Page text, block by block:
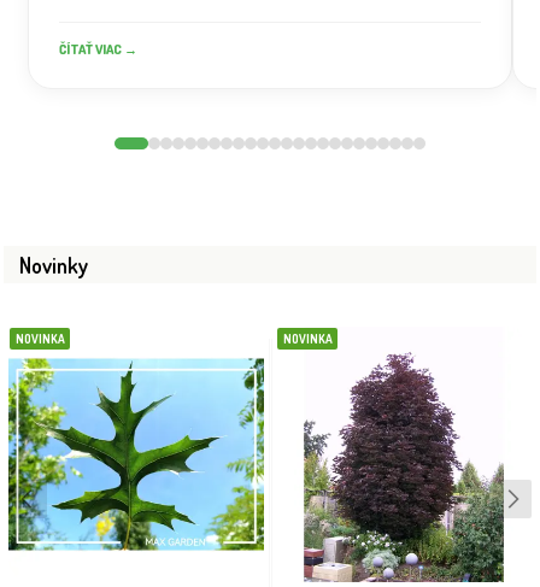
ČÍTAŤ VIAC →
Novinky
NOVINKA NOVINKA